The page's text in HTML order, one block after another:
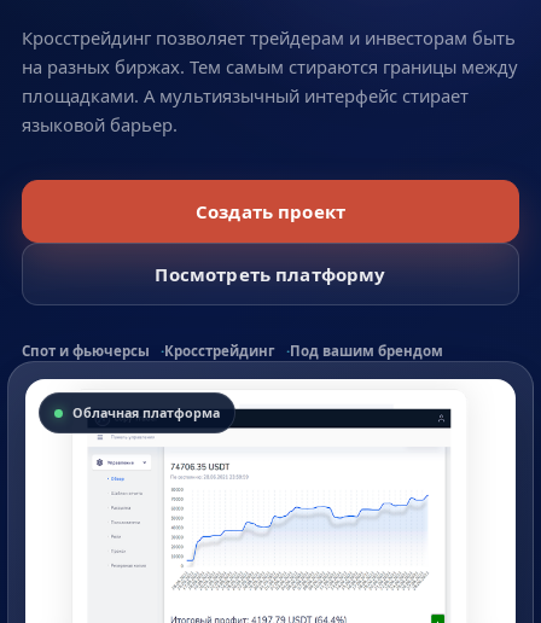
Кросстрейдинг позволяет трейдерам и инвесторам быть
на разных биржах. Тем самым стираются границы между
площадками. А мультиязычный интерфейс стирает
языковой барьер.
Создать проект
Посмотреть платформу
Спот и фьючерсы Кросстрейдинг Под вашим брендом
Облачная платформа